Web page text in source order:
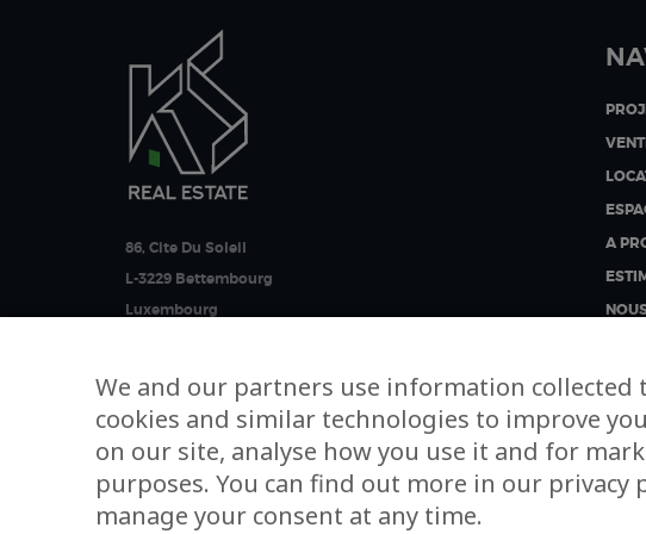
86, Cite Du Soleil
L-3229 Bettembourg
Luxembourg
+352 691 949 366
A
We and our partners use information collected
cookies and similar technologies to improve
on our site, analyse how you use it and for
purposes. You can find out more in our privacy
manage your consent at any time.